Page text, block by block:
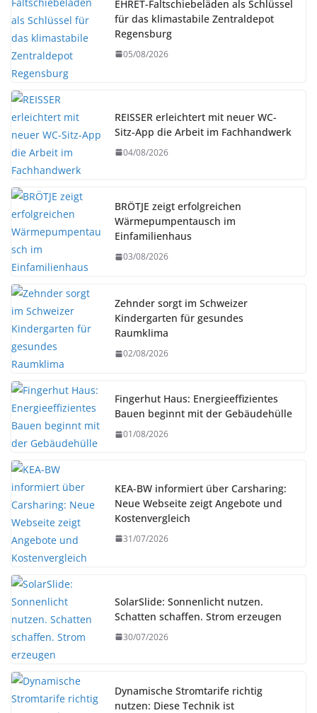
EHRET-Faltschiebeläden als Schlüssel
für das klimastabile Zentraldepot
Regensburg
05/08/2026
REISSER erleichtert mit neuer WC-
Sitz-App die Arbeit im Fachhandwerk
04/08/2026
BRÖTJE zeigt erfolgreichen
Wärmepumpentausch im
Einfamilienhaus
03/08/2026
Zehnder sorgt im Schweizer
Kindergarten für gesundes
Raumklima
02/08/2026
Fingerhut Haus: Energieeffizientes
Bauen beginnt mit der Gebäudehülle
01/08/2026
KEA-BW informiert über Carsharing:
Neue Webseite zeigt Angebote und
Kostenvergleich
31/07/2026
SolarSlide: Sonnenlicht nutzen.
Schatten schaffen. Strom erzeugen
30/07/2026
Dynamische Stromtarife richtig
nutzen: Diese Technik ist